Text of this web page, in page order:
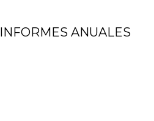
INFORMES ANUALES